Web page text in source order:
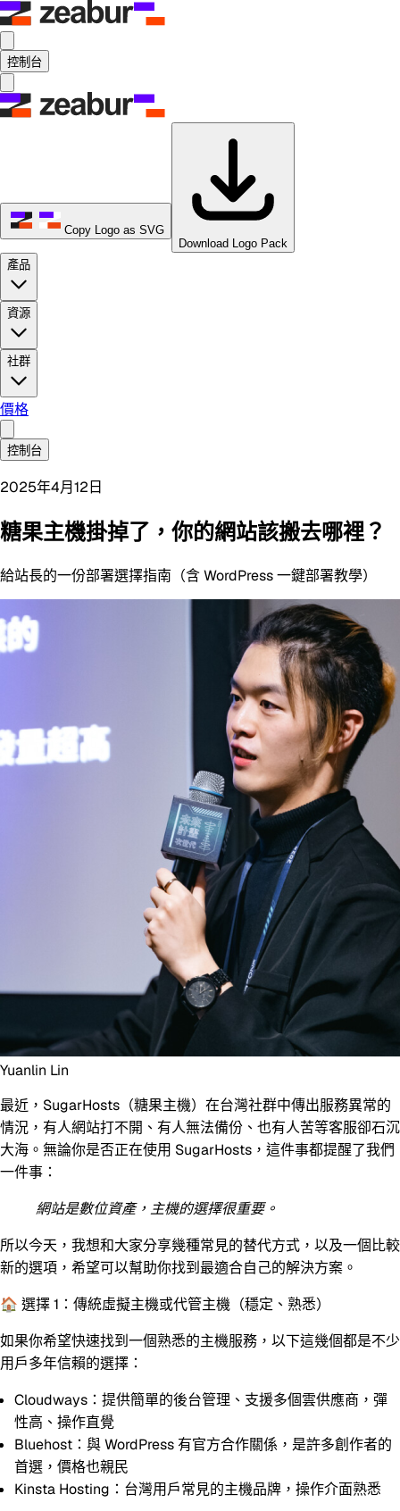
控制台
Copy Logo as SVG
Download Logo Pack
產品
資源
社群
價格
控制台
2025年4月12日
糖果主機掛掉了，你的網站該搬去哪裡？
給站長的一份部署選擇指南（含 WordPress 一鍵部署教學）
Yuanlin Lin
最近，SugarHosts（糖果主機）在台灣社群中傳出服務異常的
情況，有人網站打不開、有人無法備份、也有人苦等客服卻石沉
大海。無論你是否正在使用 SugarHosts，這件事都提醒了我們
一件事：
網站是數位資產，主機的選擇很重要。
所以今天，我想和大家分享幾種常見的替代方式，以及一個比較
新的選項，希望可以幫助你找到最適合自己的解決方案。
🏠 選擇 1：傳統虛擬主機或代管主機（穩定、熟悉）
如果你希望快速找到一個熟悉的主機服務，以下這幾個都是不少
用戶多年信賴的選擇：
Cloudways ：提供簡單的後台管理、支援多個雲供應商，彈
性高、操作直覺
Bluehost ：與 WordPress 有官方合作關係，是許多創作者的
首選，價格也親民
Kinsta Hosting ：台灣用戶常見的主機品牌，操作介面熟悉